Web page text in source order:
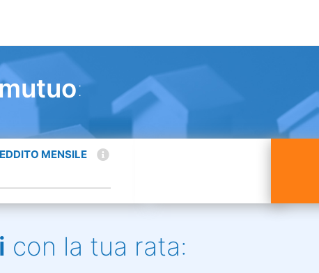
:
MENSILE
con la tua rata: